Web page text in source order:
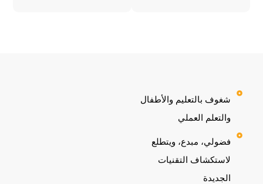
شغوف بالتعليم والأطفال
والتعلم العملي
فضولي، مبدع، ويتطلع
لاستكشاف التقنيات
الجديدة